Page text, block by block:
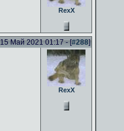
RexX
15 Май 2021 01:17 - [#288]
RexX